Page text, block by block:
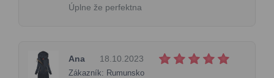
Úplne že perfektna
Ana 18.10.2023
Zákazník: Rumunsko